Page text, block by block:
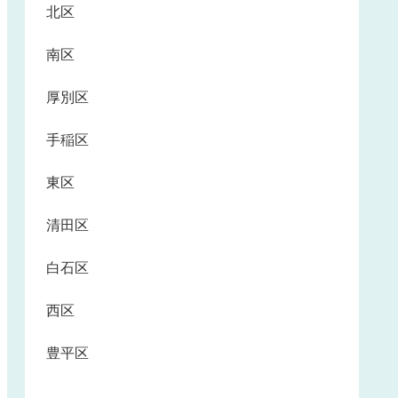
北区
南区
厚別区
手稲区
東区
清田区
白石区
西区
豊平区